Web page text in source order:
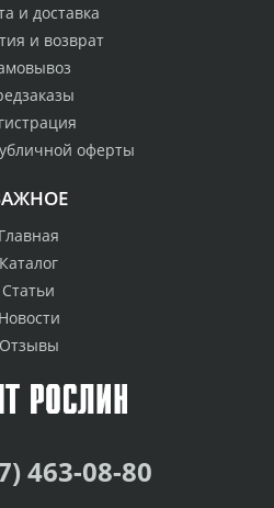
и доставка
и возврат
оферты
Главная
Каталог
Статьи
Новости
Отзывы
463-08-80